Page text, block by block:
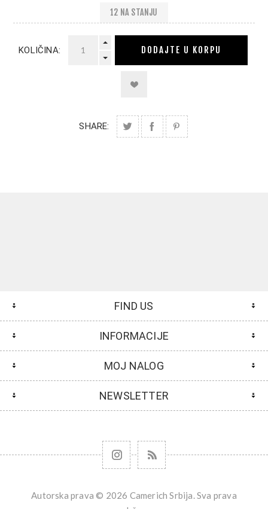
12 NA STANJU
KOLIČINA: DODAJTE U KORPU
SHARE:
FIND US
INFORMACIJE
MOJ NALOG
NEWSLETTER
Autorska prava © 2026 Camerich Srbija. Sva prava